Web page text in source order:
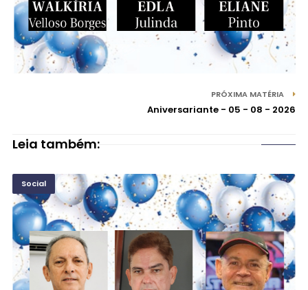
PRÓXIMA MATÉRIA
Aniversariante - 05 - 08 - 2026
Leia também:
Social